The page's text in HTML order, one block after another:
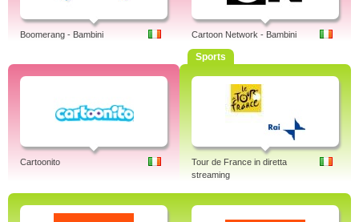
Boomerang - Bambini Cartoon Network - Bambini
Cartoonito
Sports
Tour de France in diretta
streaming